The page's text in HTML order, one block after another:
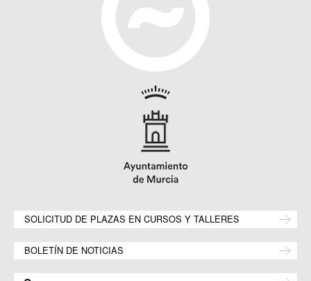
SOLICITUD DE PLAZAS EN CURSOS Y TALLERES
BOLETÍN DE NOTICIAS